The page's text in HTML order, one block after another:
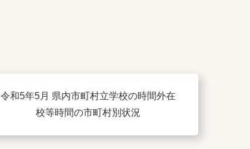
令和5年5月 県内市町村立学校の時間外在
校等時間の市町村別状況